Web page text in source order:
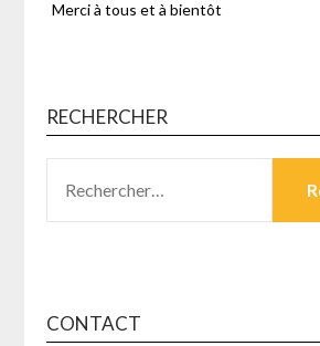
Merci à tous et à bientôt
RECHERCHER
CONTACT